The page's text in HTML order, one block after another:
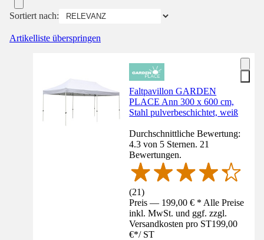
Sortiert nach:
Artikelliste überspringen
Faltpavillon GARDEN
PLACE Ann 300 x 600 cm,
Stahl pulverbeschichtet, weiß
Durchschnittliche Bewertung:
4.3 von 5 Sternen. 21
Bewertungen.
(21)
Preis — 199,00 € * Alle Preise
inkl. MwSt. und ggf. zzgl.
Versandkosten pro ST199,00
€*/ ST